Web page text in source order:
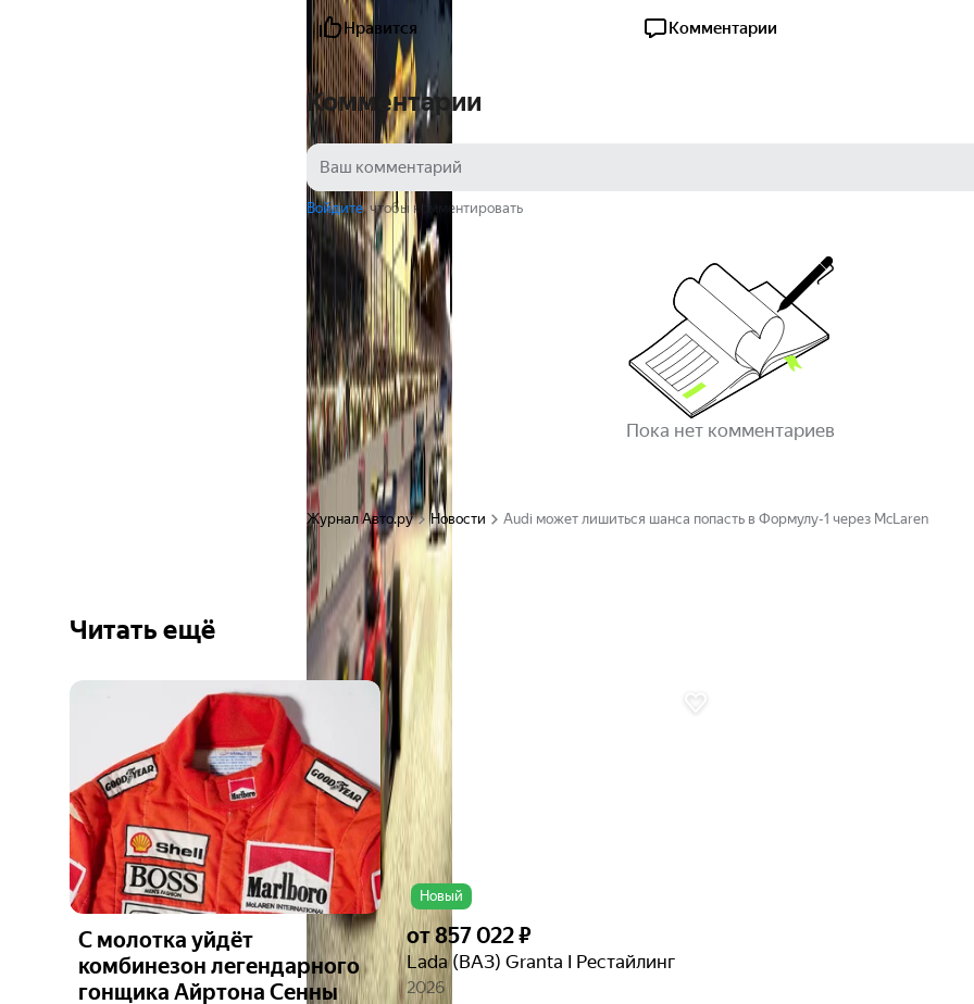
Нравится Комментарии
Комментарии
Войдите, чтобы комментировать
Пока нет комментариев
Журнал Авто.ру Новости Audi может лишиться шанса попасть в Формулу-1 через McLaren
Читать ещё
С молотка уйдёт
комбинезон легендарного
гонщика Айртона Сенны
Новый
от857 022 ₽
Lada (ВАЗ) Granta I Рестайлинг
2026